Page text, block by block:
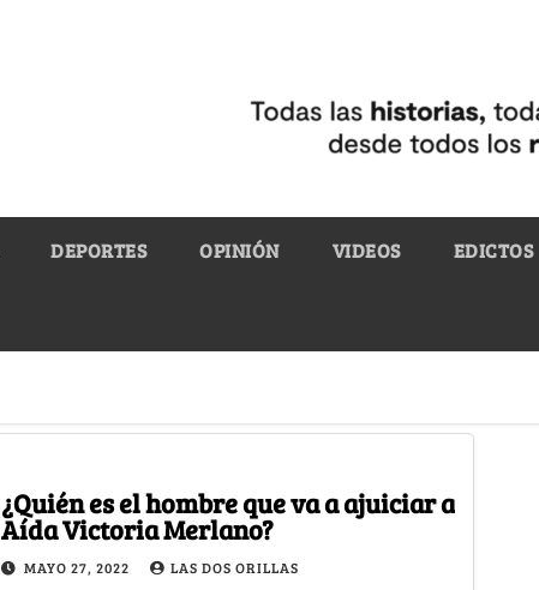
DEPORTES OPINIÓN VIDEOS EDICTOS
¿Quién es el hombre que va a ajuiciar a
Aída Victoria Merlano?
MAYO 27, 2022 LAS DOS ORILLAS